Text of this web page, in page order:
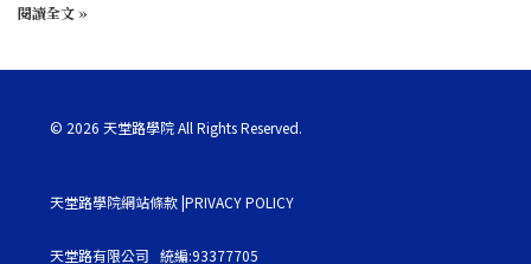
閱讀全文 »
© 2026 天堂路學院 All Rights Reserved.
天堂路學院網站條款 |PRIVACY POLICY
天堂路有限公司 統編:93377705